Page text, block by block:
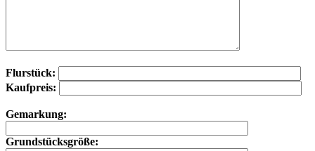
Flurstück:
Kaufpreis:
Gemarkung:
Grundstücksgröße: